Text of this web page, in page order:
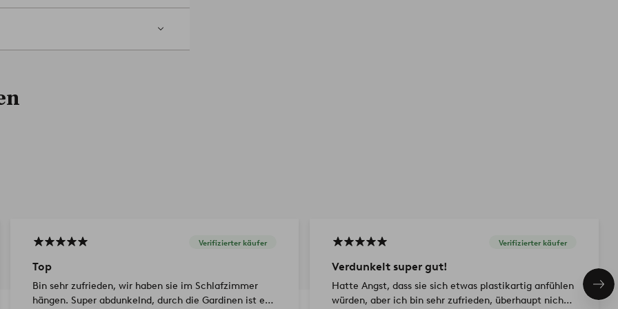
Gardinen solltest du sie
Weise verhinderst du, dass Staub
warmem Wasser angefeuchtet
Verifizierter käufer
Top
Bin sehr zufrieden, wir haben sie im Schlafzimmer
hängen. Super abdunkelnd, durch die Gardinen ist es
Verifizierter käufer
Verdunkelt super gut!
Hatte Angst, dass sie sich etwas plastikartig anfühlen
würden, aber ich bin sehr zufrieden, überhaupt nicht